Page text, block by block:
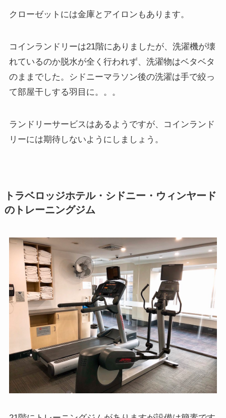
クローゼットには金庫とアイロンもあります。
コインランドリーは21階にありましたが、洗濯機が壊
れているのか脱水が全く行われず、洗濯物はベタベタ
のままでした。シドニーマラソン後の洗濯は手で絞っ
て部屋干しする羽目に。。。
ランドリーサービスはあるようですが、コインランド
リーには期待しないようにしましょう。
トラベロッジホテル・シドニー・ウィンヤード
のトレーニングジム